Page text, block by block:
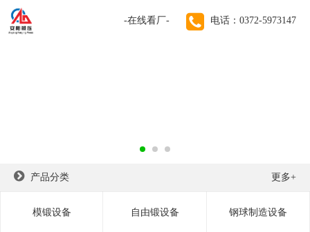
-在线看厂- 电话：0372-5973147
产品分类 更多+
模锻设备 自由锻设备 钢球制造设备